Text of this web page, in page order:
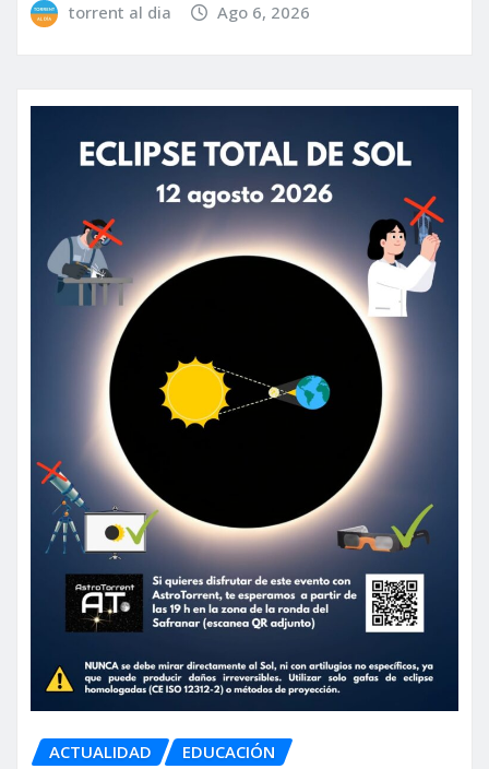
torrent al dia Ago 6, 2026
ACTUALIDAD
EDUCACIÓN